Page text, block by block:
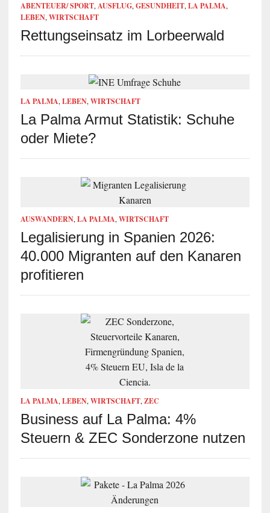
ABENTEUER/ SPORT,AUSFLUG,GESUNDHEIT,LA PALMA,
LEBEN,WIRTSCHAFT
Rettungseinsatz im Lorbeerwald
LA PALMA,LEBEN,WIRTSCHAFT
La Palma Armut Statistik: Schuhe
oder Miete?
AUSWANDERN,LA PALMA,WIRTSCHAFT
Legalisierung in Spanien 2026:
40.000 Migranten auf den Kanaren
profitieren
LA PALMA,LEBEN,WIRTSCHAFT,ZEC
Business auf La Palma: 4%
Steuern & ZEC Sonderzone nutzen